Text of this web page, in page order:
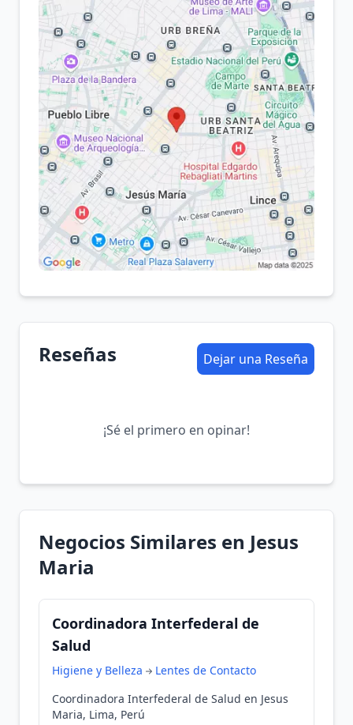
Reseñas Dejar una Reseña
¡Sé el primero en opinar!
Negocios Similares en Jesus
Maria
Coordinadora Interfederal de
Salud
Higiene y Belleza
Lentes de Contacto
Coordinadora Interfederal de Salud en Jesus
Maria, Lima, Perú